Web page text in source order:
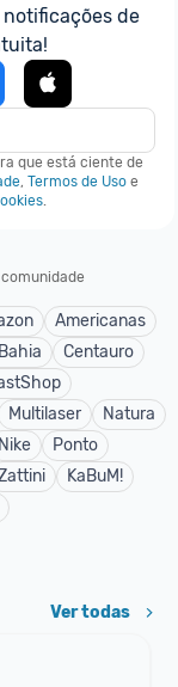
de
que está ciente de
, Termos de Uso e
.
Americanas
Centauro
Multilaser
Natura
Nike
Ponto
KaBuM!
Ver todas